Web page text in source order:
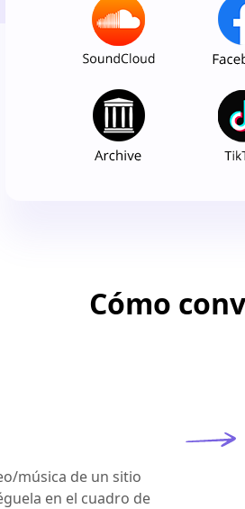
Cómo
música de un sitio
en el cuadro de